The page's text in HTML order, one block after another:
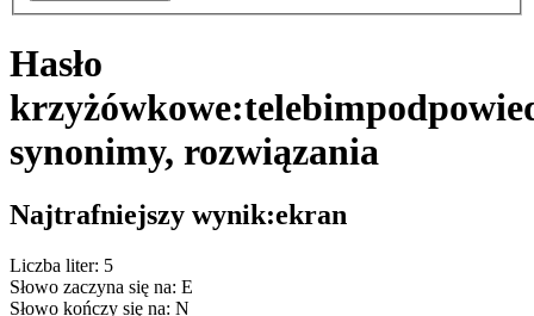
Hasło
krzyżówkowe:telebim
synonimy, rozwiązania
Najtrafniejszy wynik:ekran
Liczba liter: 5
Słowo zaczyna się na: E
Słowo kończy się na: N